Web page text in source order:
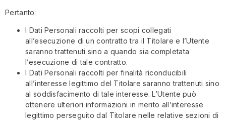
Pertanto:
I Dati Personali raccolti per scopi collegati
all’esecuzione di un contratto tra il Titolare e l’Utente
saranno trattenuti sino a quando sia completata
l’esecuzione di tale contratto.
I Dati Personali raccolti per finalità riconducibili
all’interesse legittimo del Titolare saranno trattenuti sino
al soddisfacimento di tale interesse. L’Utente può
ottenere ulteriori informazioni in merito all’interesse
legittimo perseguito dal Titolare nelle relative sezioni di